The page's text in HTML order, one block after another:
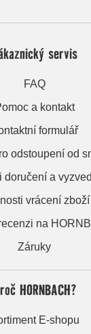
servis
FAQ
a kontakt
formulář
odstoupení od
doručení a
vrácení zboží
na
Záruky
HORNBACH?
E-shopu